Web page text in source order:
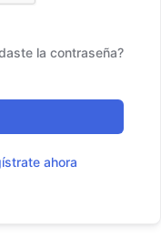
la contraseña?
ahora